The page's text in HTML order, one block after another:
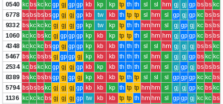
0540 kc bskc kc gp gj gp gp kb kp kp tp th th sl sl hm gj gj gp bs bs kc
6778 bsbsbsbsgp gj gj gp kb tw kb th tp tp sl hm sl gp gj gp kc bs bs
9332 bskc kc kc gj gj gj gp kp tw kp tp th th hm hm sl gj gp gj kc bs bs
1060 kc kc bskc gj gp gp gp kp kb kp tp tp th sl hm hm gj gp gp kc bs bs
4348 kc kc kc bsgp gj gp gp kp kb kb th th th sl sl hm gj gj gj bs bs kc
5467 bskc bsbs gj gp gp gj kp kb kb th th th sl hm sl gj gj gp bs kc kc
2534 kc bskc kc gp gj gj gp kb kp kb th th th sl hm sl gj gp gj bs bs bs
8389 bskc bsbsgp gj gp gj kp kb kb tp th tp sl sl sl gp gp gp kc kc bs
5794 bsbsbskc gj gj gj gp kb kb kp th tp tp hm hm sl gj gj gp kc bs kc
1136 kc kc kc bs gj gj gj gp tw kb kb tp tp th hm hm sl gp gp gj kc kc bs